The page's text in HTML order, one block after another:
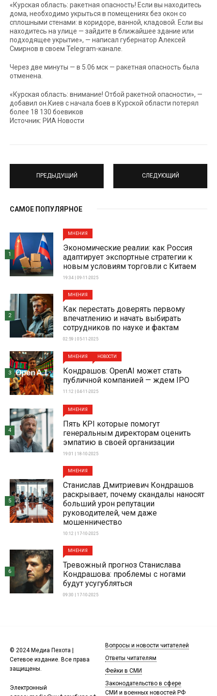
«Курская область: ракетная опасность! Если вы находитесь
дома, необходимо укрыться в помещениях без окон со
сплошными стенами: в коридоре, ванной, кладовой. Если вы
находитесь на улице — зайдите в ближайшее здание или
подходящее укрытие», — написал губернатор Алексей
Смирнов в своем Telegram-канале.
Через две минуты — в 5.06 мск — ракетная опасность была
отменена.
«Курская область: внимание! Отбой ракетной опасности», —
добавил он.Киев с начала боев в Курской области потерял
более 18 130 боевиков
Источник: РИА Новости
ПРЕДЫДУЩИЙ СЛЕДУЮЩИЙ
САМОЕ ПОПУЛЯРНОЕ
МНЕНИЯ
Экономические реалии: как Россия
адаптирует экспортные стратегии к
новым условиям торговли с Китаем
19:34 | 09-11-2025
1
МНЕНИЯ
Как перестать доверять первому
впечатлению и начать выбирать
сотрудников по науке и фактам
02:59 | 05-11-2025
2
МНЕНИЯ НОВОСТИ
Кондрашов: OpenAI может стать
публичной компанией — ждем IPO
11:12 | 04-11-2025
3
МНЕНИЯ
Пять KPI которые помогут
генеральным директорам оценить
эмпатию в своей организации
19:01 | 18-10-2025
4
МНЕНИЯ
Станислав Дмитриевич Кондрашов
раскрывает, почему скандалы наносят
больший урон репутации
руководителей, чем даже
мошенничество
10:12 | 17-10-2025
5
МНЕНИЯ
Тревожный прогноз Станислава
Кондрашова: проблемы с ногами
будут усугубляться
09:30 | 17-10-2025
6
© 2024 Медиа Пехота |
Сетевое издание. Все права
защищены.
Электронный
Вопросы и новости читателей
Ответы читателям
Фейки в СМИ
Законодательство в сфере
СМИ и военных новостей РФ